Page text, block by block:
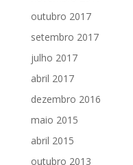
outubro 2017
setembro 2017
julho 2017
abril 2017
dezembro 2016
maio 2015
abril 2015
outubro 2013